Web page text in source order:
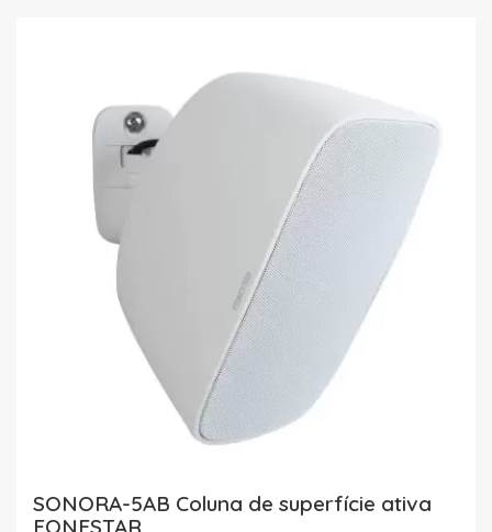
SONORA-5AB Coluna de superfície ativa
FONESTAR